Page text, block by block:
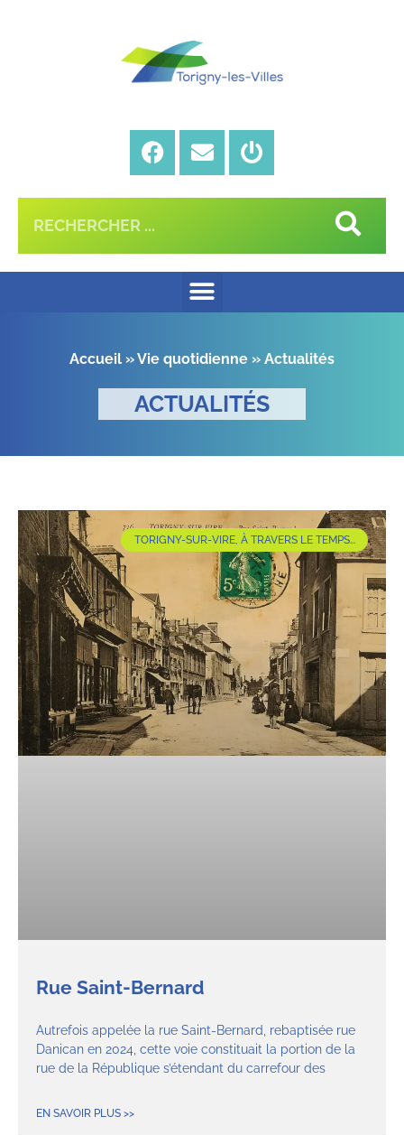
Accueil »Vie quotidienne » Actualités
ACTUALITÉS
TORIGNY-SUR-VIRE, À TRAVERS LE TEMPS...
Rue Saint-Bernard
Autrefois appelée la rue Saint-Bernard, rebaptisée rue
Danican en 2024, cette voie constituait la portion de la
rue de la République s’étendant du carrefour des
EN SAVOIR PLUS >>